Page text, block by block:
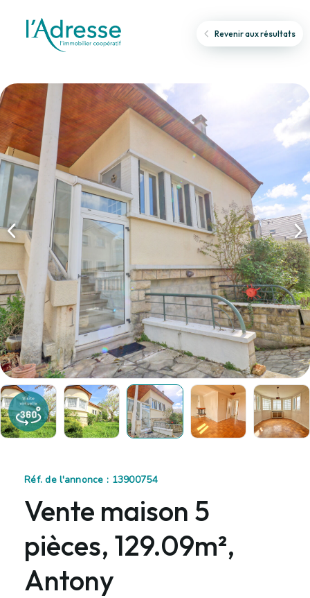
Revenir aux résultats
Réf. de l'annonce : 13900754
Vente maison 5
pièces, 129.09m²,
Antony